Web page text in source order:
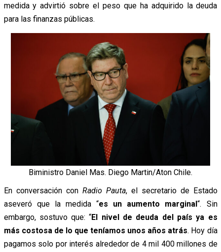
medida y advirtió sobre el peso que ha adquirido la deuda
para las finanzas públicas.
Biministro Daniel Mas. Diego Martin/Aton Chile.
En conversación con Radio Pauta, el secretario de Estado
aseveró que la medida “es un aumento marginal“. Sin
embargo, sostuvo que: “El nivel de deuda del país ya es
más costosa de lo que teníamos unos años atrás. Hoy día
pagamos solo por interés alrededor de 4 mil 400 millones de